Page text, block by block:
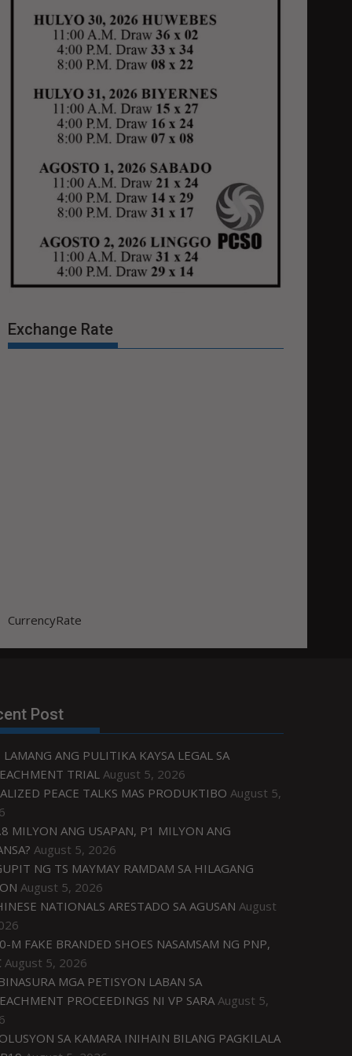
Exchange Rate
CurrencyRate
Post
LAMANG ANG PULITIKA KAYSA LEGAL SA
TRIAL August 5, 2026
PEACE TALKS MAS PRODUKTIBO August 5,
MILYON ANG USAPAN, P1 MILYON ANG
August 5, 2026
NG TS MAYMAY RAMDAM SA HILAGANG
August 5, 2026
NATIONALS ARESTADO SA AGUSAN August
M FAKE BRANDED SHOES NASAMSAM NG PNP,
August 5, 2026
MGA PETISYON LABAN SA
PROCEEDINGS NI VP SARA August 5,
SA KAMARA INIHAIN BILANG PAGKILALA